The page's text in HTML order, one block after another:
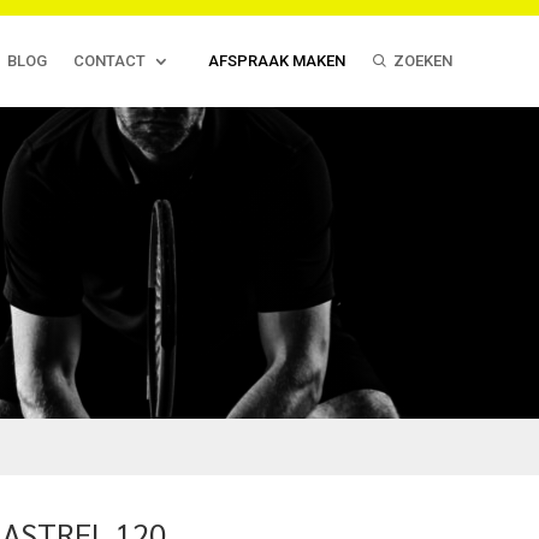
BLOG CONTACT AFSPRAAK MAKEN ZOEKEN